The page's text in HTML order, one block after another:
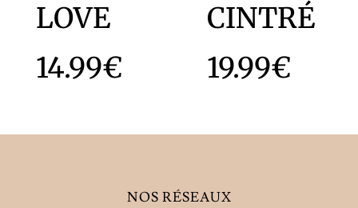
LOVE
14.99€
CINTRÉ
19.99€
NOS RÉSEAUX